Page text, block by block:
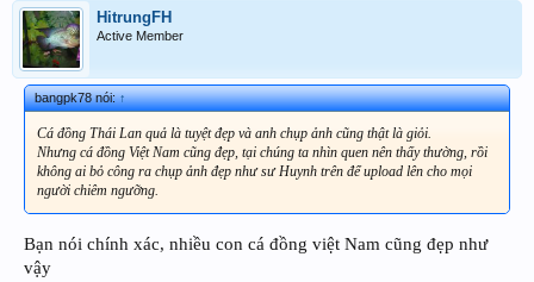
HitrungFH
Active Member
bangpk78 nói:↑
Cá đồng Thái Lan quả là tuyệt đẹp và anh chụp ảnh cũng thật là giỏi.
Nhưng cá đồng Việt Nam cũng đẹp, tại chúng ta nhìn quen nên thấy thường, rồi
không ai bỏ công ra chụp ảnh đẹp như sư Huynh trên để upload lên cho mọi
người chiêm ngưỡng.
Bạn nói chính xác, nhiều con cá đồng việt Nam cũng đẹp như
vậy